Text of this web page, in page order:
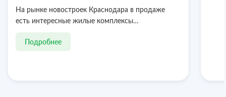
На рынке новостроек Краснодара в продаже
есть интересные жилые комплексы…
Подробнее